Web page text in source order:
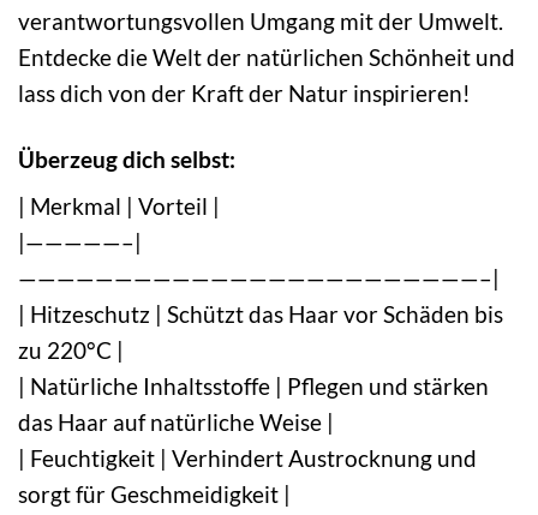
verantwortungsvollen Umgang mit der Umwelt.
Entdecke die Welt der natürlichen Schönheit und
lass dich von der Kraft der Natur inspirieren!
Überzeug dich selbst:
| Merkmal | Vorteil |
|—————–|
————————————————————————–|
| Hitzeschutz | Schützt das Haar vor Schäden bis
zu 220°C |
| Natürliche Inhaltsstoffe | Pflegen und stärken
das Haar auf natürliche Weise |
| Feuchtigkeit | Verhindert Austrocknung und
sorgt für Geschmeidigkeit |